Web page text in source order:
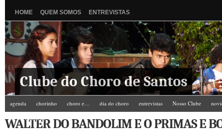
HOME QUEM SOMOS ENTREVISTAS
Clube do Choro de Santos
agenda chorinho choro e… dia do choro entrevistas Nosso Clube
Zé do Camarim
WALTER DO BANDOLIM E O PRIMAS E